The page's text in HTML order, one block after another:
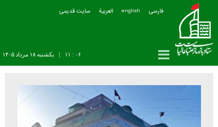
فارسی english العربیة سایت قدیمی
يکشنبه ۱۸ مرداد ۱۴۰۵ ۰۶ : ۱۱